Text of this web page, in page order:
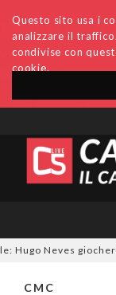
Questo sito usa i
analizzare il
condivise con
cookie.
Accedi
Neves
CMC